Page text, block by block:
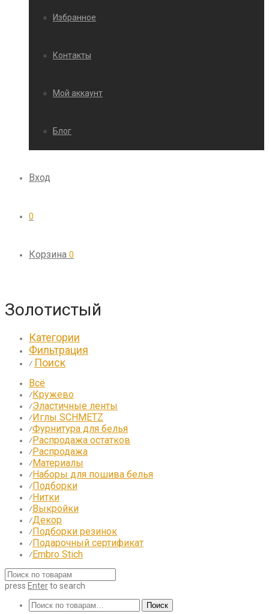
Избранное
Контакты
Мой аккаунт
Блог
Вход
0
Корзина 0
Золотистый
Категории
Фильтрация
⁄ Поиск
Всё
⁄Кружево
⁄Эластичные ленты
⁄Иглы SCHMETZ
⁄Фурнитура для белья
⁄Распродажа остатков
⁄Распродажа
⁄Материалы
⁄Наборы для пошива белья
⁄Подборки
⁄Нитки
⁄Выкройки
⁄Декор
⁄Подборки резинок
⁄Подарочный сертификат
⁄Embro Stich
press Enterto search
Искать:
Поиск